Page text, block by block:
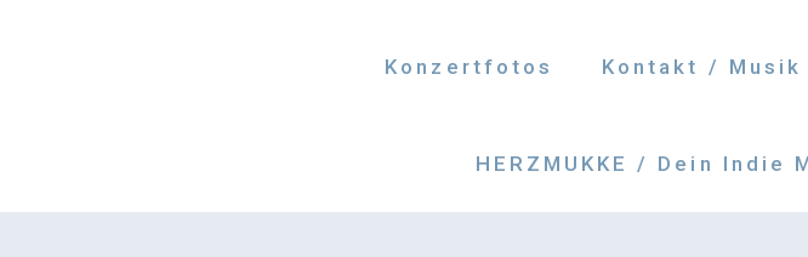
Konzertfotos Kontakt / Musik
HERZMUKKE / Dein Indie